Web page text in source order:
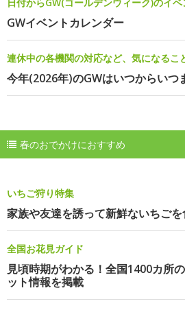
日付からGW(ゴールデンウィーク)のイ
GWイベントカレンダー
連休中の各機関の対応など、気になるこ
今年(2026年)のGWはいつからいつ
春のおでかけにおすすめ
いちご狩り特集
家族や友達を誘って新鮮ないちごを
全国お花見ガイド
見頃時期がわかる！全国1400カ所
ット情報を掲載